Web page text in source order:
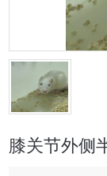
膝关节外侧